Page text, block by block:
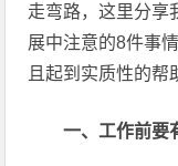
走弯路，这里分享
展中注意的8件事
且起到实质性的帮
一、工作前要